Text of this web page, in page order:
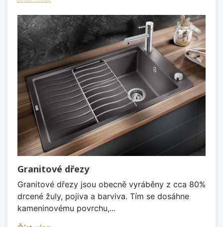
Granitové dřezy
Granitové dřezy jsou obecně vyráběny z cca 80%
drcené žuly, pojiva a barviva. Tím se dosáhne
kameninovému povrchu,...